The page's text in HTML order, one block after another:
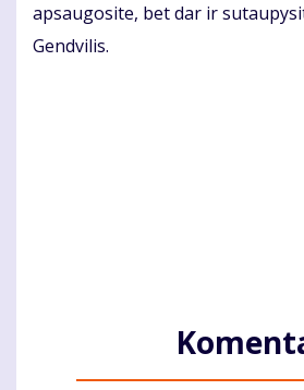
apsaugosite, bet dar ir
Gendvilis.